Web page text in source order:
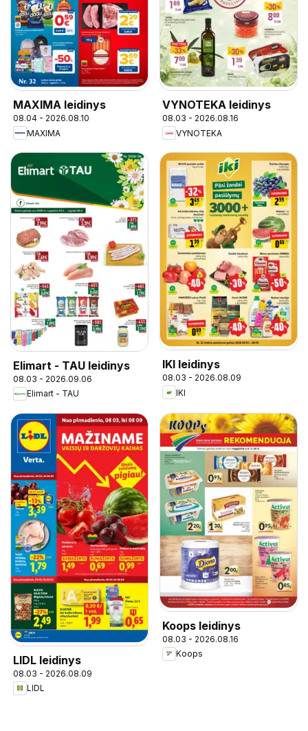
MAXIMA leidinys
08.04 - 2026.08.10
MAXIMA
VYNOTEKA leidinys
08.03 - 2026.08.16
VYNOTEKA
Elimart - TAU leidinys
08.03 - 2026.09.06
Elimart - TAU
IKI leidinys
08.03 - 2026.08.09
IKI
LIDL leidinys
08.03 - 2026.08.09
LIDL
Koops leidinys
08.03 - 2026.08.16
Koops